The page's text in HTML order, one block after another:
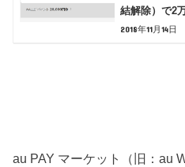
結解除）で2
2018年11月14日
au PAY マーケット（旧：au